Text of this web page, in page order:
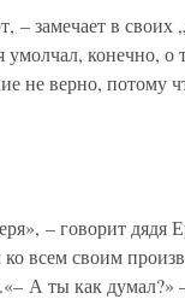
– замечает в
конечно, о
не верно, потому
– говорит
всем своим
А ты как думал?»